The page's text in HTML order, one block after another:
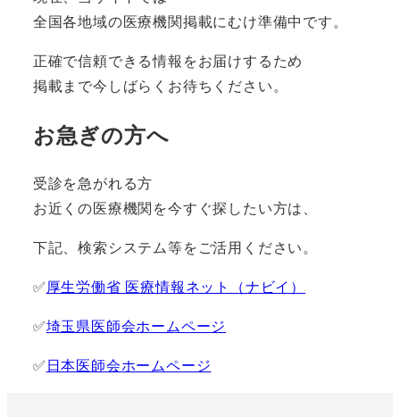
全国各地域の医療機関掲載にむけ準備中です。
正確で信頼できる情報をお届けするため
掲載まで今しばらくお待ちください。
お急ぎの方へ
受診を急がれる方
お近くの医療機関を今すぐ探したい方は、
下記、検索システム等をご活用ください。
✅ 厚生労働省 医療情報ネット（ナビイ）
✅埼玉県医師会ホームページ
✅ 日本医師会ホームページ